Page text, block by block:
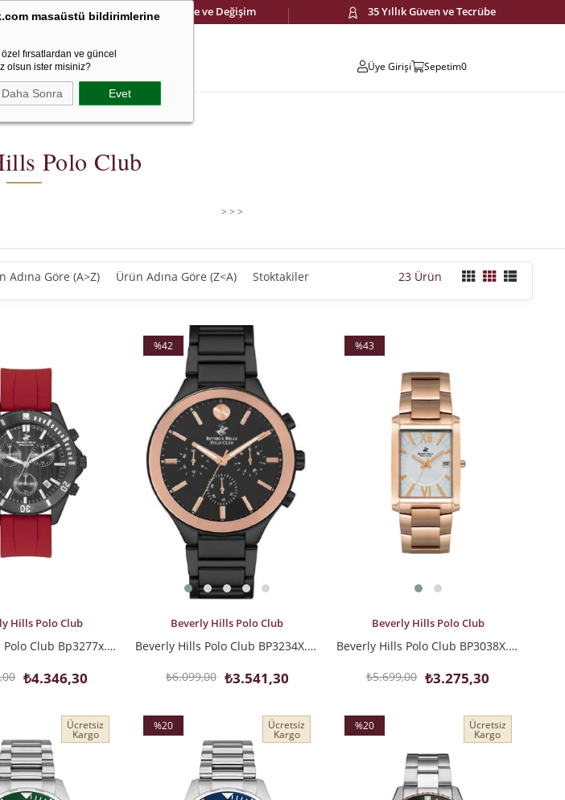
14 Gün İçinde Kolay İade ve Değişim 35 Yıllık Güven ve Tecrübe
masaüstü bildirimlerine
fırsatlardan ve güncel
olsun ister misiniz?
Daha Sonra Evet
Üye Girişi Sepetim0
Ema Jewellery Cetaş Jewellery
Polo Club
> > >
Adına Göre (A>Z) Ürün Adına Göre (Z<A) Stoktakiler 23 Ürün
Hills Polo Club
Beverly Hills Polo Club Bp3277x.658 Erkek Kol Saati
₺4.346,30
SEPETE EKLE
%42
%42İndirim
Beverly Hills Polo Club
Beverly Hills Polo Club BP3234X.850 Erkek Kol Saati
₺3.541,30
₺6.099,00
SEPETE EKLE
%43
Beverly Hills Polo Club
Beverly Hills Polo Club BP3038X.430 Erkek Kol Saati
₺3.275,30
₺5.699,00
Ücretsiz
Kargo
%20
Ücretsiz
Kargo
%20
Ücretsiz
Kargo